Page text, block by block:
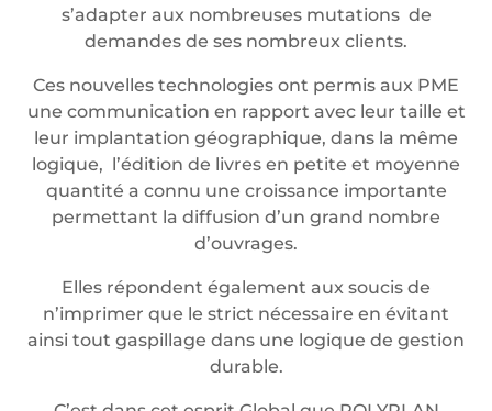
s’adapter aux nombreuses mutations de
demandes de ses nombreux clients.
Ces nouvelles technologies ont permis aux PME
une communication en rapport avec leur taille et
leur implantation géographique, dans la même
logique, l’édition de livres en petite et moyenne
quantité a connu une croissance importante
permettant la diffusion d’un grand nombre
d’ouvrages.
Elles répondent également aux soucis de
n’imprimer que le strict nécessaire en évitant
ainsi tout gaspillage dans une logique de gestion
durable.